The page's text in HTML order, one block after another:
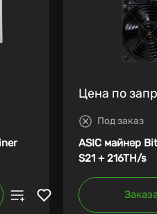
Цена по
Под заказ
ASIC майнер
S21 + 216TH/s